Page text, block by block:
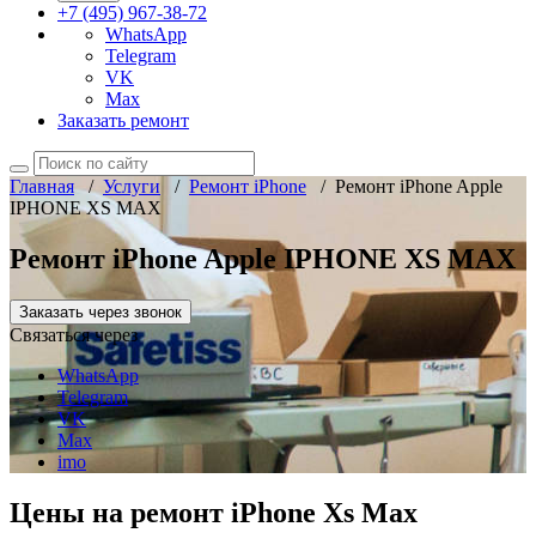
+7 (495) 967-38-72
WhatsApp
Telegram
VK
Max
Заказать ремонт
Главная/ Услуги / Ремонт iPhone / Ремонт iPhone Apple
IPHONE XS MAX
Ремонт iPhone Apple IPHONE XS MAX
Заказать через звонок
Связаться через
WhatsApp
Telegram
VK
Max
imo
Цены на ремонт iPhone Xs Max